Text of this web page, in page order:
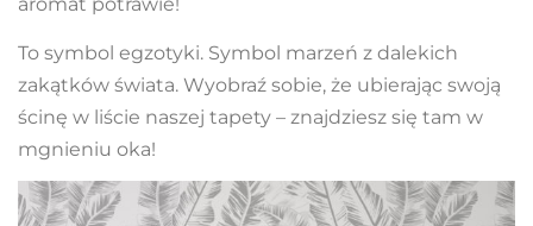
aromat potrawie!
To symbol egzotyki. Symbol marzeń z dalekich
zakątków świata. Wyobraź sobie, że ubierając swoją
ścinę w liście naszej tapety – znajdziesz się tam w
mgnieniu oka!